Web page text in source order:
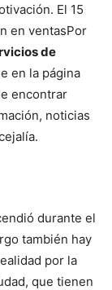
El 15
en ventasPor
de
en la página
encontrar
noticias
durante el
también hay
por la
que tienen